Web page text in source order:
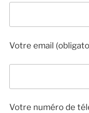
Votre email
Votre numéro de